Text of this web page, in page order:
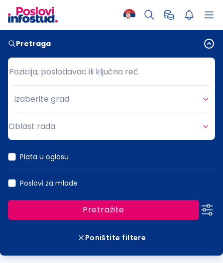
Pretraga
Pozicija, poslodavac ili ključna reč
Pozicija, poslodavac ili ključna reč
Grad
Izaberite grad
Oblast rada
Plata u oglasu
Poslovi za mlade
Pretražite
Poništite filtere